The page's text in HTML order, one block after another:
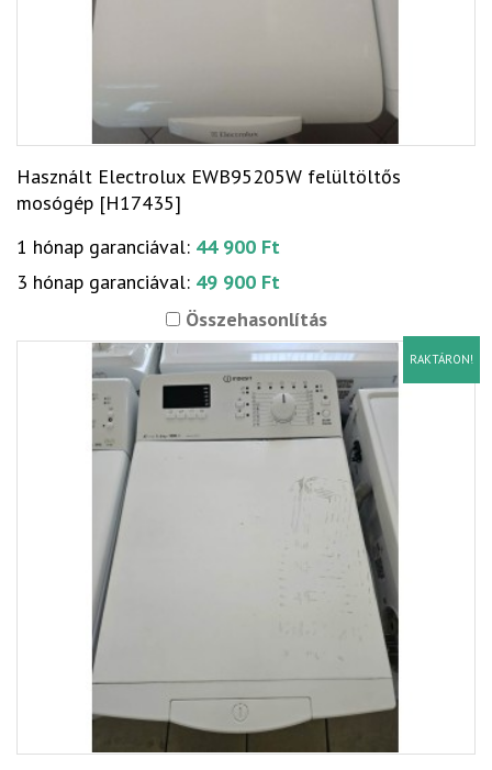
Használt Electrolux EWB95205W felültöltős
mosógép [H17435]
1 hónap garanciával: 44 900 Ft
3 hónap garanciával: 49 900 Ft
Összehasonlítás
RAKTÁRON!